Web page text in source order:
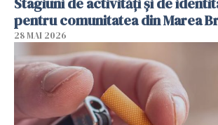
pentru comunitatea din Marea
28 MAI 2026